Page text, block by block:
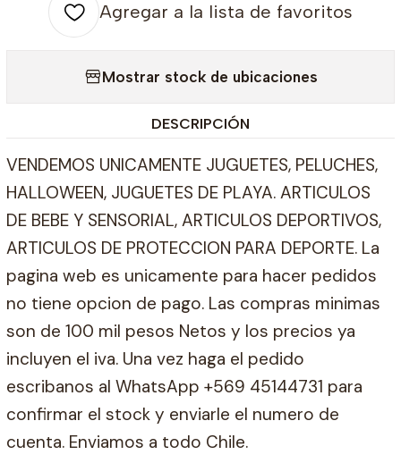
Agregar a la lista de favoritos
Mostrar stock de ubicaciones
DESCRIPCIÓN
VENDEMOS UNICAMENTE JUGUETES, PELUCHES,
HALLOWEEN, JUGUETES DE PLAYA. ARTICULOS
DE BEBE Y SENSORIAL, ARTICULOS DEPORTIVOS,
ARTICULOS DE PROTECCION PARA DEPORTE. La
pagina web es unicamente para hacer pedidos
no tiene opcion de pago. Las compras minimas
son de 100 mil pesos Netos y los precios ya
incluyen el iva. Una vez haga el pedido
escribanos al WhatsApp +569 45144731 para
confirmar el stock y enviarle el numero de
cuenta. Enviamos a todo Chile.